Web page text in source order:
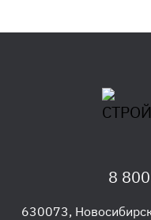
8
630073,